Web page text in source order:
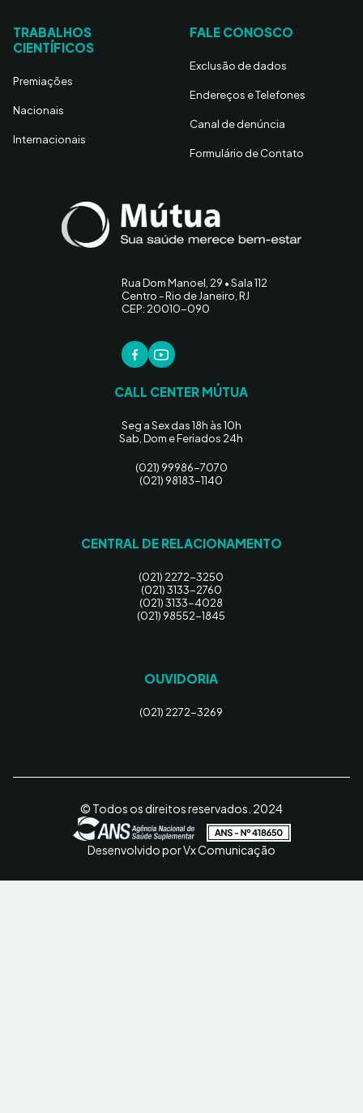
TRABALHOS
CIENTÍFICOS
Premiações
Nacionais
Internacionais
FALE CONOSCO
Exclusão de dados
Endereços e Telefones
Canal de denúncia
Formulário de Contato
Rua Dom Manoel, 29 • Sala 112
Centro - Rio de Janeiro, RJ
CEP: 20010-090
CALL CENTER MÚTUA
Seg a Sex das 18h às 10h
Sab, Dom e Feriados 24h
(021) 99986-7070
(021) 98183-1140
CENTRAL DE RELACIONAMENTO
(021) 2272-3250
(021) 3133-2760
(021) 3133-4028
(021) 98552-1845
OUVIDORIA
(021) 2272-3269
© Todos os direitos reservados. 2024
Desenvolvido por Vx Comunicação